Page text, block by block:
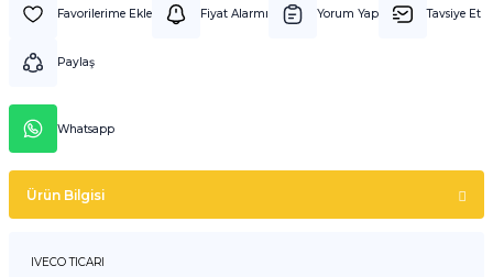
Fiyat Alarmı Yorum Yap Tavsiye Et
Paylaş
Whatsapp
Ürün Bilgisi
IVECO TICARI